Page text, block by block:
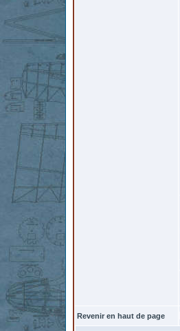
Revenir en haut de page